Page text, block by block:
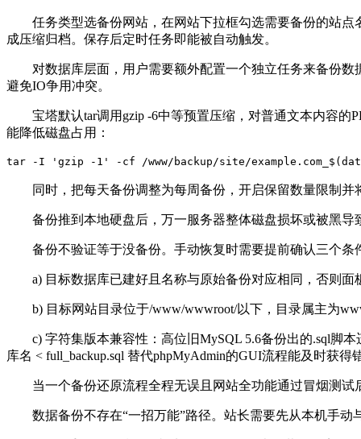
任务类型选备份网站，在网站下拉框勾选需要备份的站
成压缩归档。保存后定时任务即能被自动触发。
对数据库层面，用户需要额外配置一个独立任务来备份
避免IO争用冲突。
宝塔默认tar调用 gzip -6中等预置压缩，对普通文本内容的
能降低磁盘占用：
tar -I 'gzip -1' -cf /www/backup/site/example.com_$(date
同时，把每天备份调整为每周备份，开启保留数量限制
备份推到本地硬盘后，万一服务器整体磁盘损坏或被黑
备份不验证等于没备份。手动恢复时需要提前确认三个条
a) 目标数据库已建好且名称与原始备份对应相同，否则面
b) 目标网站目录位于/www/wwwroot/以下，目录属主为
c) 字符集版本兼容性：高位旧MySQL 5.6备份出的.sql脚本
库名 < full_backup.sql 替代phpMyAdmin的GUI流程能及时获得
当一个备份还原流程全程无误且网站全功能通过冒烟测
数据备份不存在“一招万能”路径。站长需要先从本机手